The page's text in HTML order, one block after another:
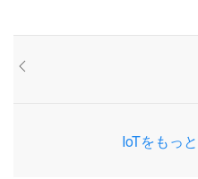
IoTをもっ